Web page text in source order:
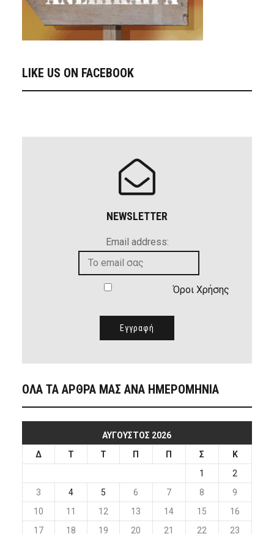
LIKE US ON FACEBOOK
NEWSLETTER
Email address:
Όροι Χρήσης
ΟΛΑ ΤΑ ΑΡΘΡΑ ΜΑΣ ΑΝΑ ΗΜΕΡΟΜΗΝΙΑ
ΑΎΓΟΥΣΤΟΣ 2026
Δ
Τ Τ Π Π Σ
Κ
1
2
3
4 5 6 7 8
9
10
11 12 13 14 15
16
17
18 19 20 21 22 23